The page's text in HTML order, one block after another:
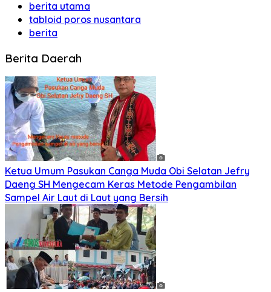
berita utama
tabloid poros nusantara
berita
Berita Daerah
Ketua Umum Pasukan Canga Muda Obi Selatan Jefry
Daeng SH Mengecam Keras Metode Pengambilan
Sampel Air Laut di Laut yang Bersih